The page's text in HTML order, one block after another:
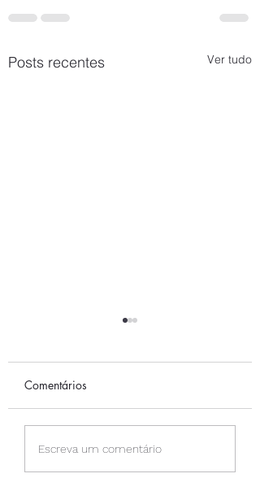
Posts recentes Ver tudo
A CAMINHADA
Comentários
Escreva um comentário